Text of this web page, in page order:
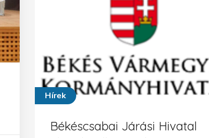
Hírek
Békéscsabai Járási Hivatal